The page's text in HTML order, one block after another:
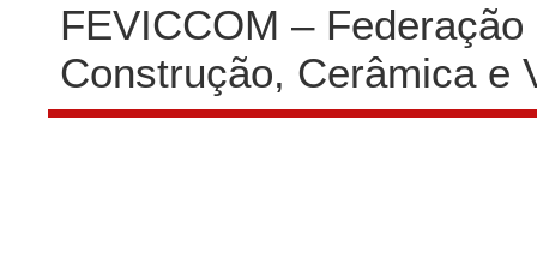
FEVICCOM –
Construção, Cerâmica e